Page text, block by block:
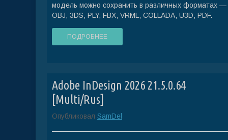
модель можно сохранить в различных форматах —
OBJ, 3DS, PLY, FBX, VRML, COLLADA, U3D, PDF.
ПОДРОБНЕЕ
Adobe InDesign 2026 21.5.0.64
[Multi/Rus]
Опубликовал SamDel